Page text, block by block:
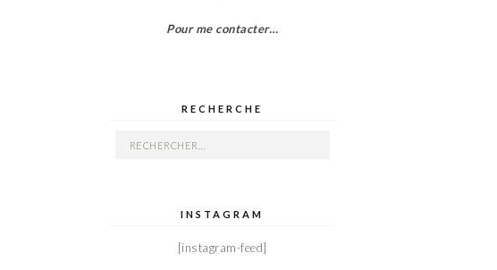
Pour me contacter…
RECHERCHE
Rechercher :
INSTAGRAM
[instagram-feed]